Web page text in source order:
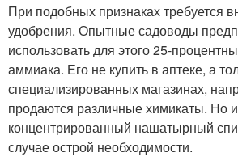
При подобных признаках требуется
удобрения. Опытные садоводы
использовать для этого 25-
аммиака. Его не купить в аптеке, а
специализированных магазинах,
продаются различные химикаты. Но
концентрированный нашатырный
случае острой необходимости.